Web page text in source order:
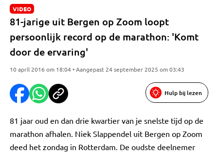
VIDEO
81-jarige uit Bergen op Zoom loopt
persoonlijk record op de marathon: 'Komt
door de ervaring'
10 april 2016 om 18:04 • Aangepast 24 september 2025 om 03:43
Hulp bij lezen
81 jaar oud en dan drie kwartier van je snelste tijd op de
marathon afhalen. Niek Slappendel uit Bergen op Zoom
deed het zondag in Rotterdam. De oudste deelnemer